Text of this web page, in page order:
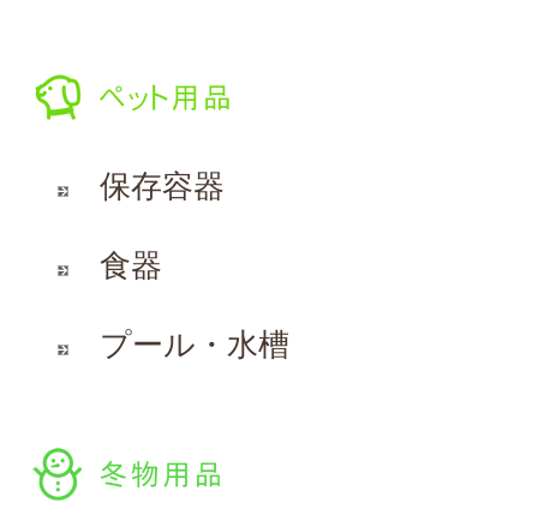
保存容器
食器
プール・水槽